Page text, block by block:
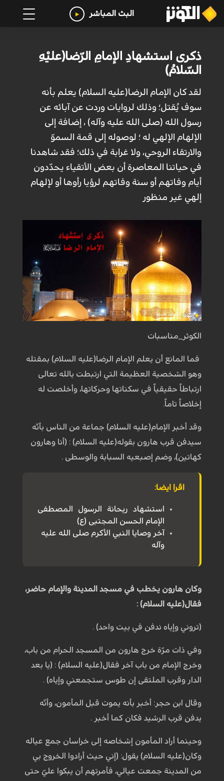
البث المباشر
ذكرى استشهادِ الإمامِ الرّضا(عليْهِ
السّلامُ)
لقد كان الإمام الرضا(عليه السلام) يعلم بأنه
سوف يُقتل؛ وذلك لروايات وردت عن آبائه عن
رسول الله (صلى الله عليه وآله) ، إضافة إلى
الإلهام الإلهي له ؛ لوصوله إلى قمة السموّ
والارتقاء الروحي، ولا غرابة في ذلك؛ فقد شاهدنا
في حياتنا المعاصرة أن بعض الأتقياء يحدّدون
أيام وفاتهم أو سنة وفاتهم لرؤيا رأوها أو لإلهام
إلهي غير منظور
الكوثر_مناسبات
فما المانع أن يعلم الإمام الرضا(عليه السلام) بمقتله
وهو الشخصية العظيمة التي ارتبطت بالله تعالى
ارتباطاً حقيقياً في سكناتها وحركاتها، وأخلصت له
إخلاصاً تاماً.
وقد أخبر الإمام(عليه السلام) جماعة من الناس بأنّه
سيدفن قرب هارون بقوله(عليه السلام) : (أنا وهارون
كهاتين)، وضم إصبعيه السبابة والوسطى .
اقرا ايضا:
استشهاد ريحانة الرسول المصطفى
الإمام الحسن المجتبى (ع)
آخر وصايا النبي الأكرم صلى الله عليه
وآله
وكان هارون يخطب في مسجد المدينة والإمام حاضر،
فقال(عليه السلام) :
(تروني وإياه ندفن في بيت واحد) .
وفي ذات مرّة خرج هارون من المسجد الحرام من باب،
وخرج الإمام من باب آخر فقال(عليه السلام) : (يا بعد
الدار وقرب الملتقى إن طوس ستجمعني وإياه) .
وقال ابن حجر: أخبر بأنه يموت قبل المأمون، وأنّه
يدفن قرب الرشيد فكان كما أخبر .
وحينما أراد المأمون إشخاصه إلى خراسان جمع عياله
وكان(عليه السلام) يقول: (إني حيث أرادوا الخروج بي
من المدينة جمعت عيالي، فأمرتهم أن يبكوا عليّ حتى